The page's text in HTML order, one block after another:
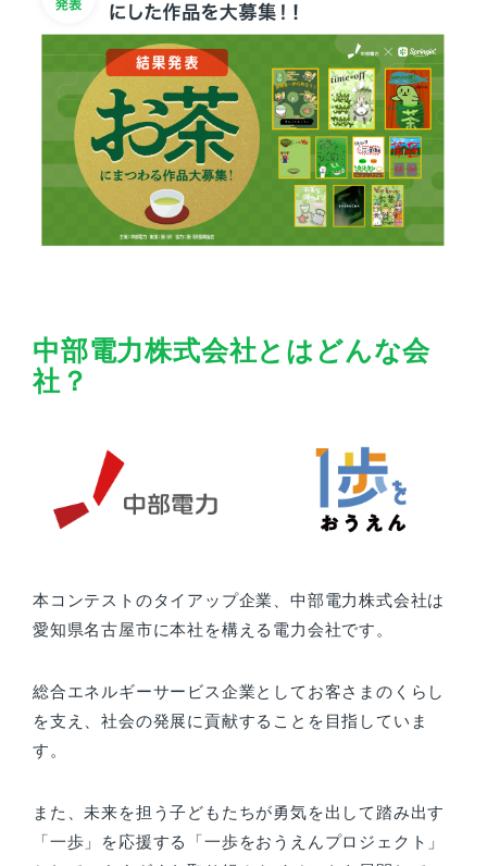
中部電力株式会社とはどんな会
社？
本コンテストのタイアップ企業、中部電力株式会社は
愛知県名古屋市に本社を構える電力会社です。
総合エネルギーサービス企業としてお客さまのくらし
を支え、社会の発展に貢献することを目指していま
す。
また、未来を担う子どもたちが勇気を出して踏み出す
「一歩」を応援する「一歩をおうえんプロジェクト」